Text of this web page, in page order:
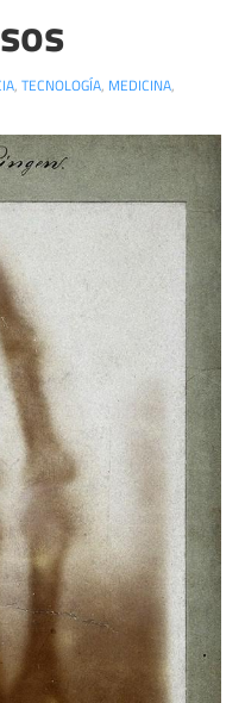
, TECNOLOGÍA, MEDICINA,